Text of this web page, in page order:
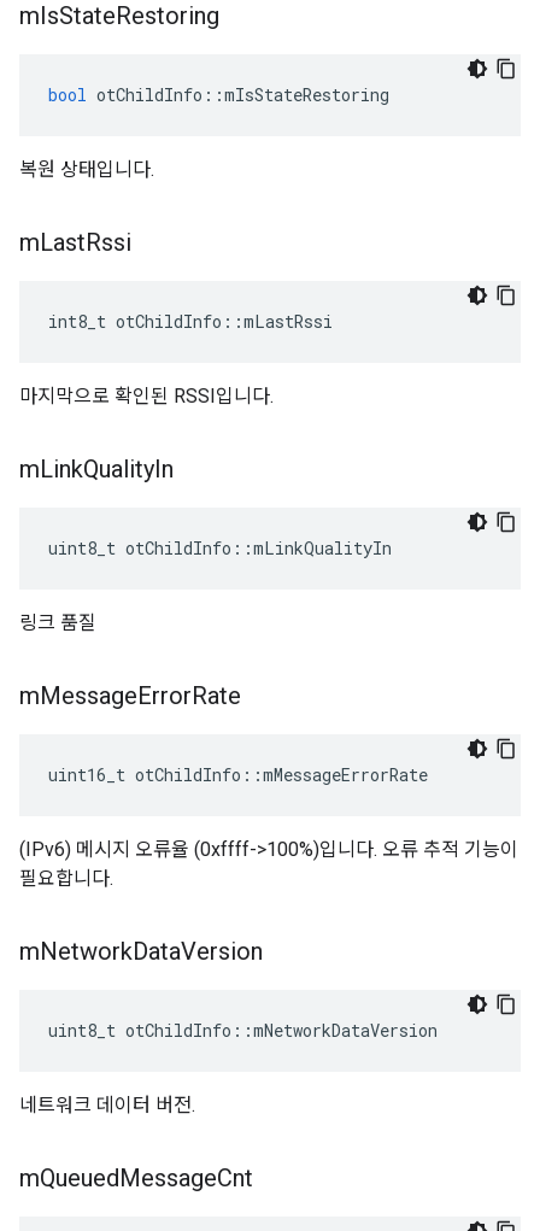
mIsStateRestoring
bool otChildInfo ::mIsStateRestoring
복원 상태입니다.
mLastRssi
int8_t otChildInfo ::mLastRssi
마지막으로 확인된 RSSI입니다.
mLinkQualityIn
uint8_t otChildInfo ::mLinkQualityIn
링크 품질
mMessageErrorRate
uint16_t otChildInfo ::mMessageErrorRate
(IPv6) 메시지 오류율 (0xffff->100%)입니다. 오류 추적 기능이
필요합니다.
mNetworkDataVersion
uint8_t otChildInfo ::mNetworkDataVersion
네트워크 데이터 버전.
mQueuedMessageCnt